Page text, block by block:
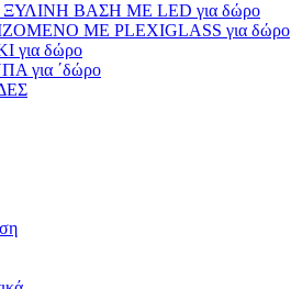
ΒΑΣΗ ΜΕ LED για δώρο
ΜΕ PLEXIGLASS για δώρο
δώρο
για ΄δώρο